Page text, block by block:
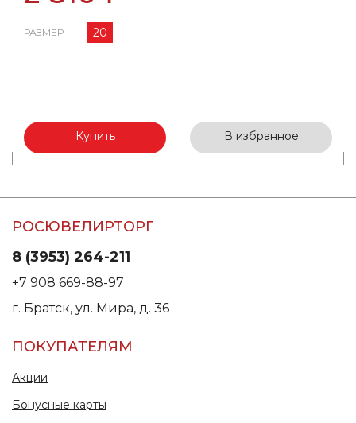
РАЗМЕР 20
Купить В избранное
РОСЮВЕЛИРТОРГ
8 (3953) 264-211
+7 908 669-88-97
г. Братск, ул. Мира, д. 36
ПОКУПАТЕЛЯМ
Акции
Бонусные карты